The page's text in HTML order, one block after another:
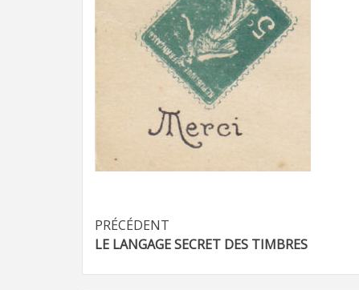
Navigation
d’article
PRÉCÉDENT
LE LANGAGE SECRET DES TIMBRES